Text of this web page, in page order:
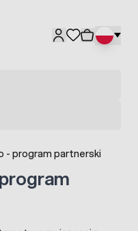
- program partnerski